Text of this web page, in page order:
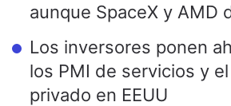
aunque SpaceX y AMD
Los inversores ponen
los PMI de servicios y
privado en EEUU